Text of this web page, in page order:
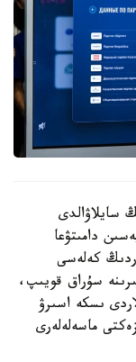
سايلاۋالدى
دامىتۋعا
كەلەسى
سۇراق قويىپ،
ىسكە اسىرۋ
ماسەلەلەرى